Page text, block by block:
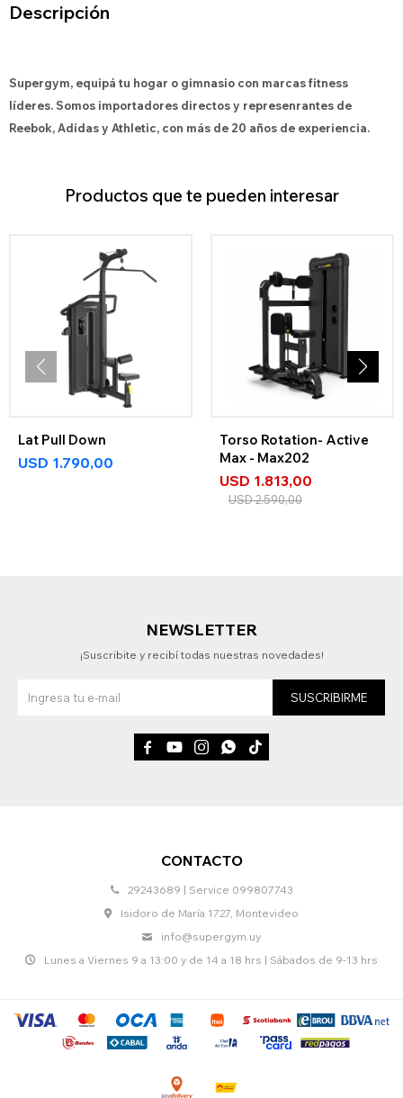
Descripción
Supergym, equipá tu hogar o gimnasio con marcas fitness
líderes. Somos importadores directos y represenrantes de
Reebok, Adidas y Athletic, con más de 20 años de experiencia.
Productos que te pueden interesar
Lat Pull Down
USD 1.790,00
Torso Rotation- Active
Max - Max202
USD 1.813,00
USD2.590,00
CONTACTO
29243689 | Service 099807743
Isidoro de María 1727, Montevideo
info@supergym.uy
Lunes a Viernes 9 a 13:00 y de 14 a 18 hrs | Sábados de 9-13 hrs
NEWSLETTER
¡Suscribite y recibí todas nuestras novedades!
SUSCRIBIRME
    